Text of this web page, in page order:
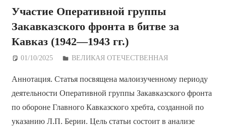
Участие Оперативной группы
Закавказского фронта в битве за
Кавказ (1942—1943 гг.)
01/10/2025 Дежурный по Редакции
ВЕЛИКАЯ ОТЕЧЕСТВЕННАЯ
Аннотация. Статья посвящена малоизученному периоду
деятельности Оперативной группы Закавказского фронта
по обороне Главного Кавказского хребта, созданной по
указанию Л.П. Берии. Цель статьи состоит в анализе